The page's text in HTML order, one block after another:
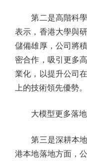
第二是高階科學
表示，香港大學與
儲備雄厚，公司將
密合作，吸引更多
業化，以提升公司
上的技術領先優勢。
大模型更多落地
第三是深耕本地
港本地落地方面，